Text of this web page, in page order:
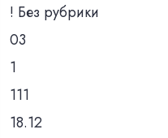
! Без рубрики
03
1
111
18.12